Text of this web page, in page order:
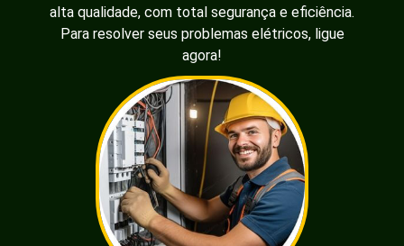
alta qualidade, com total segurança e eficiência.
Para resolver seus problemas elétricos, ligue
agora!